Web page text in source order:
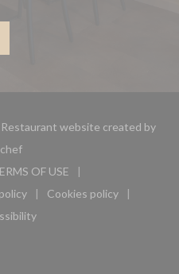
website created by
((opens in a new window))
a new window))
OF USE
((opens in a new window))
a new window))
Cookies policy
((opens in a new
((opens in a new window))